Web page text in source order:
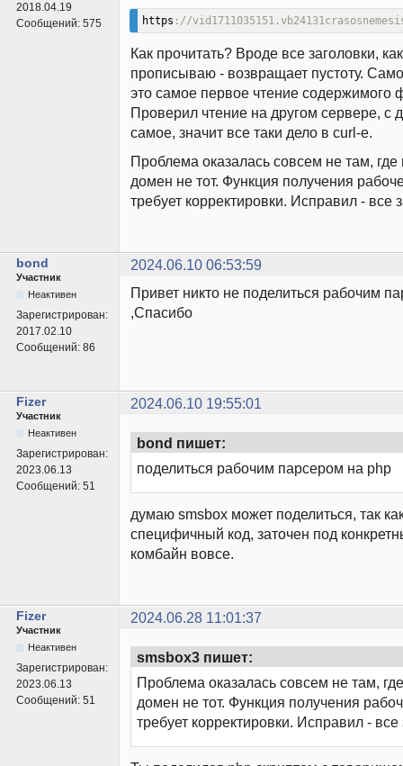
2018.04.19
Сообщений: 575 https ://
Как прочитать? Вроде все заголовки,
прописываю - возвращает пустоту.
это самое первое чтение содержимого
Проверил чтение на другом сервере, с
самое, значит все таки дело в curl-е.
Проблема оказалась совсем не там, где
домен не тот. Функция получения
требует корректировки. Исправил - все
bond 2024.06.10 06:53:59
Участник
Неактивен
Зарегистрирован:
2017.02.10
Сообщений: 86
Привет никто не поделиться рабочим
,Спасибо
Fizer 2024.06.10 19:55:01
Участник
Неактивен
Зарегистрирован:
2023.06.13
Сообщений: 51
bond пишет:
поделиться рабочим парсером на php
думаю smsbox может поделиться, так
специфичный код, заточен под
комбайн вовсе.
Fizer 2024.06.28 11:01:37
Участник
Неактивен
Зарегистрирован:
2023.06.13
Сообщений: 51
smsbox3 пишет:
Проблема оказалась совсем не там,
домен не тот. Функция получения
требует корректировки. Исправил -